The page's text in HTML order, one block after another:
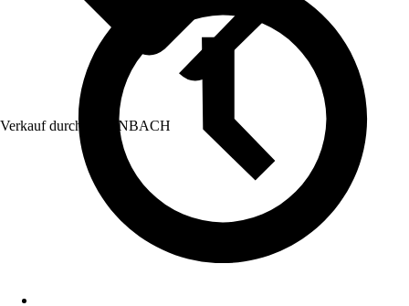
Verkauf durch: HORNBACH